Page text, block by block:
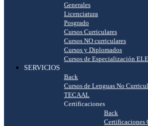
Generales
Licenciatura
Posgrado
Cursos Curriculares
Cursos NO curriculares
Cursos y Diplomados
Cursos de Especialización ELE
SERVICIOS
Back
Cursos de Lenguas No
TECAAL
Certificaciones
Back
Certificaciones